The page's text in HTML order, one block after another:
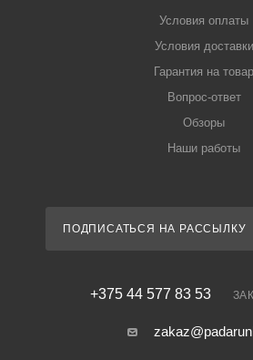
Условия оплаты
Условия доставки
Гарантия на товар
Вопрос-ответ
Обзоры
Наши работы
ПОДПИСАТЬСЯ НА РАССЫЛКУ
+375 44 577 83 53